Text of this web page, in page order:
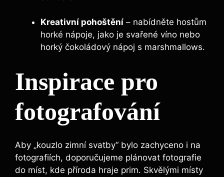
Kreativní pohoštění – nabídněte hostům
horké nápoje, jako je svařené víno nebo
horký čokoládový nápoj s marshmallows.
Inspirace pro
fotografování
Aby „kouzlo zimní svatby“ bylo zachyceno i na
fotografiích, doporučujeme plánovat fotografie
do míst, kde příroda hraje prim. Skvělými místy